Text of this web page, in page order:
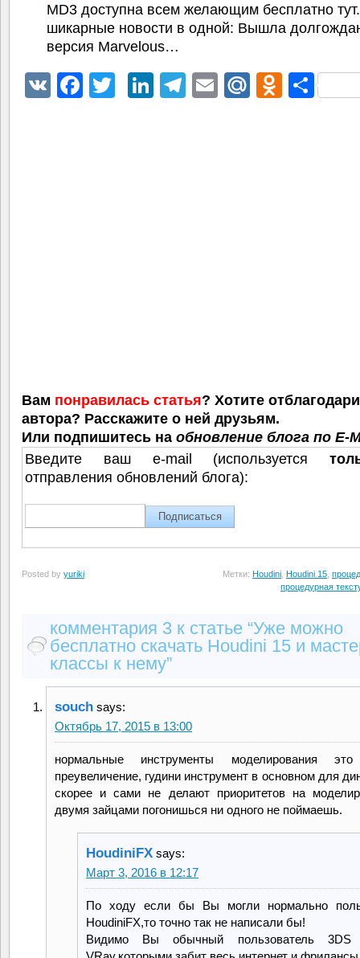
MD3 доступна всем желающим бесплатно
шикарные новости в одной: Вышла
версия Marvelous…
VK Facebook
TwitterLinkedIn
Telegram
EmailMail.Ru
Вам понравилась статья? Хотите
автора? Расскажите о ней друзьям.
Или подпишитесь на обновление блога по E-
Введите ваш e-mail (используется
отправления обновлений блога):
Posted by yuriki Метки: Houdini Houdini 15
процедурная
комментария 3 к статье “Уже можно
бесплатно скачать Houdini 15 и
классы к нему”
souch says:
Октябрь 17, 2015 в 13:00
нормальные инструменты моделирования
преувеличение, гудини инструмент в основном для
скорее и сами не делают приоритетов на
двумя зайцами погонишься ни одного не поймаешь.
HoudiniFX says:
Март 3, 2016 в 12:17
По ходу если бы Вы могли нормально
HoudiniFX,то точно так не написали бы!
Видимо Вы обычный пользователь